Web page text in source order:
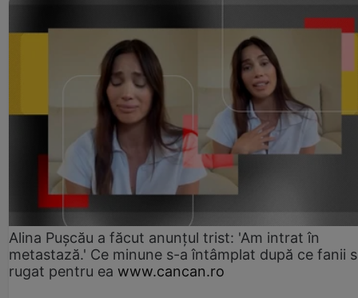
Alina Pușcău a făcut anunțul trist: 'Am intrat în
metastază.' Ce minune s-a întâmplat după ce fanii
rugat pentru ea www.cancan.ro